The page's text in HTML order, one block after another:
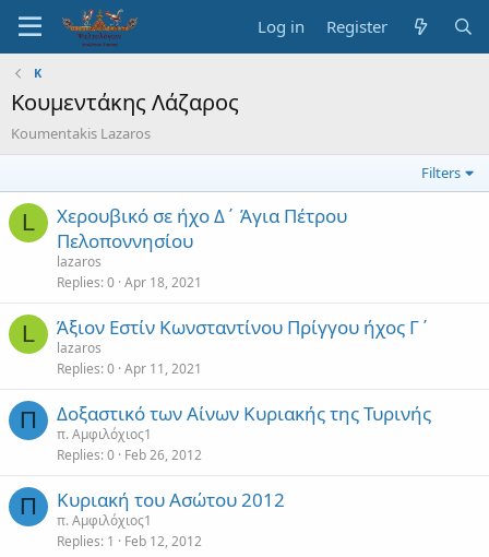
Log in Register
Κ
Κουμεντάκης Λάζαρος
Koumentakis Lazaros
Filters
L
Χερουβικό σε ήχο Δ΄ Άγια Πέτρου
Πελοποννησίου
lazaros
Replies 0 Apr 18, 2021
L Άξιον Εστίν Κωνσταντίνου Πρίγγου ήχος Γ΄
lazaros
Replies 0 Apr 11, 2021
Π Δοξαστικό των Αίνων Κυριακής της Τυρινής
π. Αμφιλόχιος1
Replies 0 Feb 26, 2012
Π Κυριακή του Ασώτου 2012
π. Αμφιλόχιος1
Replies 1 Feb 12, 2012